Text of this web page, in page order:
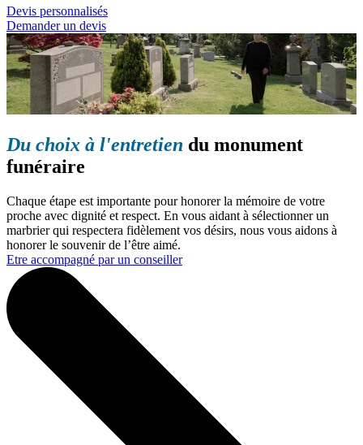
Devis personnalisés
Demander un devis
Du choix à l'entretien du monument
funéraire
Chaque étape est importante pour honorer la mémoire de votre
proche avec dignité et respect. En vous aidant à sélectionner un
marbrier qui respectera fidèlement vos désirs, nous vous aidons à
honorer le souvenir de l’être aimé.
Etre accompagné par un conseiller